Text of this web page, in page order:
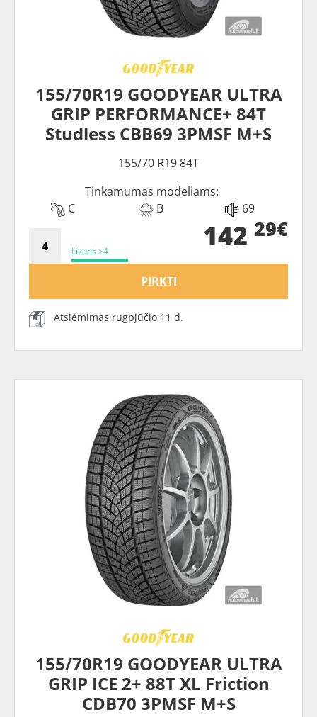
155/70R19 GOODYEAR ULTRA
GRIP PERFORMANCE+ 84T
Studless CBB69 3PMSF M+S
155/70 R19 84T
Tinkamumas modeliams:
C
B 69
Likutis >4 142 29€
PIRKTI
Atsiėmimas rugpjūčio 11 d.
155/70R19 GOODYEAR ULTRA
GRIP ICE 2+ 88T XL Friction
CDB70 3PMSF M+S